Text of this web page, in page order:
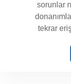
sorunlar
tekrar